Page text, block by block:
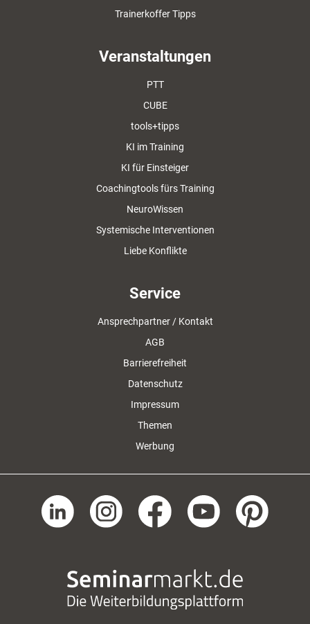
Trainerkoffer Tipps
Veranstaltungen
PTT
CUBE
tools+tipps
KI im Training
KI für Einsteiger
Coachingtools fürs Training
NeuroWissen
Systemische Interventionen
Liebe Konflikte
Service
Ansprechpartner / Kontakt
AGB
Barrierefreiheit
Datenschutz
Impressum
Themen
Werbung